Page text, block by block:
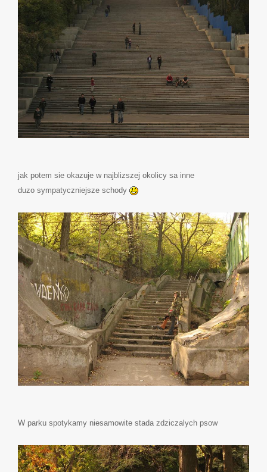
jak potem sie okazuje w najblizszej okolicy sa inne
duzo sympatyczniejsze schody
W parku spotykamy niesamowite stada zdziczalych psow